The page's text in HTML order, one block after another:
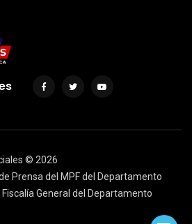
© 2026
Prensa del MPF del Departamento
General del Departamento